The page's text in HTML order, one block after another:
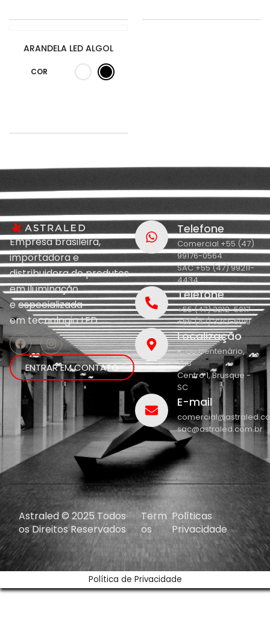
ARANDELA LED ALGOL
COR
Empresa brasileira,
importadora e
distribuidora de produtos
em iluminação
eespecializada
emtecnologia LED.
ENTRAR EM CONTATO
Telefone
Comercial +55 (47)
99176-0564
SAC +55 (47) 99211-
4434
Telefone
+55 (47) 3212-5017
+55 (47) 3212-5019
Localização
R. do Centenário,
208
Centro 1, Brusque -
SC
E-mail
sac@astraled.com.br
Astraled © 2025 Todos
os Direitos Reservados
Term
os
Políticas
Privacidade
Política de Privacidade